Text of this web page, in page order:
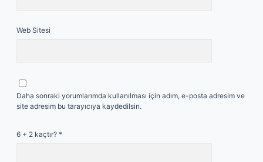
Web Sitesi
Daha sonraki yorumlarımda kullanılması için adım, e-posta adresim ve
site adresim bu tarayıcıya kaydedilsin.
6 + 2 kaçtır? *